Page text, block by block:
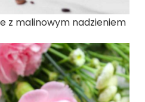
z malinowym nadzieniem